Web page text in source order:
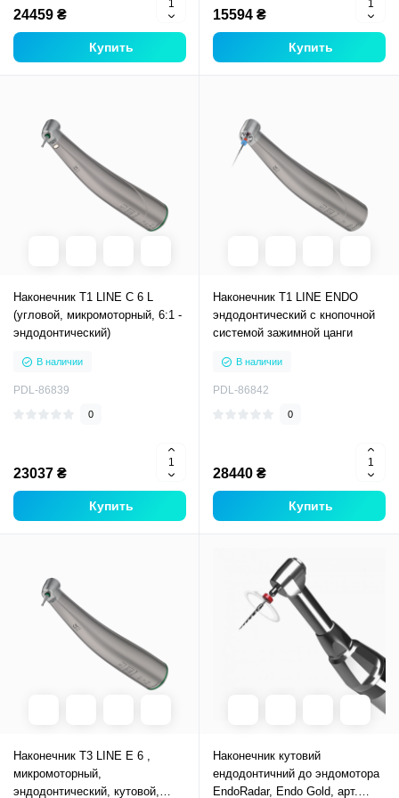
24459 ₴
Купить
15594 ₴
Купить
Наконечник T1 LINE C 6 L
(угловой, микромоторный, 6:1 -
эндодонтический)
В наличии
PDL-86839
0
23037 ₴
Купить
Наконечник T1 LINE ENDO
эндодонтический с кнопочной
системой зажимной цанги
В наличии
PDL-86842
0
28440 ₴
Купить
Наконечник T3 LINE E 6 ,
микромоторный,
эндодонтический, кутовой,
Наконечник кутовий
ендодонтичний до эндомотора
EndoRadar, Endo Gold, арт.